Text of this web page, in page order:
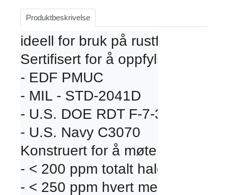
Produktbeskrivelse
ideell for bruk på rustfritt stål
Sertifisert for å oppfylle
- EDF PMUC
- MIL - STD-2041D
- U.S. DOE RDT F-7-3T (utløpt)
- U.S. Navy C3070
Konstruert for å møte:
- < 200 ppm totalt halogener
- < 250 ppm hvert metall med